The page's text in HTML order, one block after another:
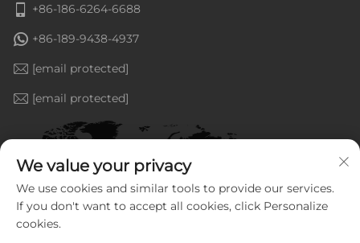
+86-186-6264-6688
+86-189-9438-4937
[email protected]
[email protected]
We value your privacy
We use cookies and similar tools to provide our services.
If you don't want to accept all cookies, click Personalize
cookies.